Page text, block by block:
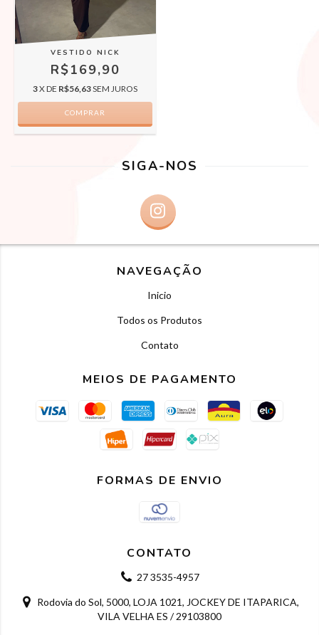
VESTIDO NICK
R$169,90
3X DE R$56,63SEM JUROS
COMPRAR
SIGA-NOS
NAVEGAÇÃO
Inicio
Todos os Produtos
Contato
MEIOS DE PAGAMENTO
FORMAS DE ENVIO
CONTATO
27 3535-4957
Rodovia do Sol, 5000, LOJA 1021, JOCKEY DE ITAPARICA,
VILA VELHA ES / 29103800